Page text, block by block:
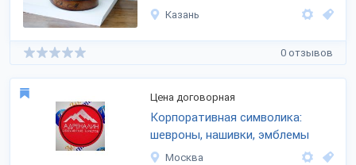
Казань
0 отзывов
Цена договорная
Корпоративная символика:
шевроны, нашивки, эмблемы
Москва